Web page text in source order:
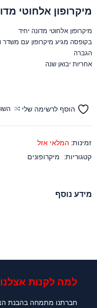
מיקרופון אלחוטי
מיקרופון אלחוטי מדונה יחיד
בקופסה מגיע מיקרופון עם
הגברה
אחריות יבואן שנה
הוסף לרשימה שלי
זמינות: המלאי אזל
קטגוריות: מיקרופונים
מידע נוסף
למה לקנות
חברתנו מתמחה בהבנת